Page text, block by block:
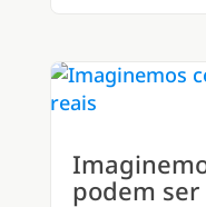
podem ser